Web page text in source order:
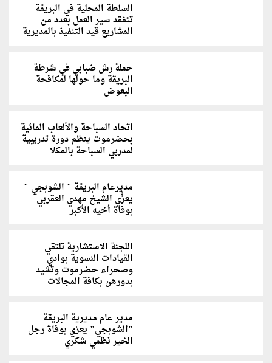
السلطة المحلية في البريقة
تتفقد سير العمل بعدد من
المشاريع قيد التنفيذ بالمديرية
حملة رش ضبابي في شرطة
البريقة وما حولها لمكافحة
البعوض
اتحاد السباحة والألعاب المائية
بحضرموت ينظم دورة تدريبية
لمدربي السباحة بالمكلا
مديرعام البريقة " الشوبجي "
يعزَّي الشيخ مهدي العقربي
بوفاة أخيه الأكبر
اللجنة الاستشارية تلتقي
القيادات النسوية بوادي
وصحراء حضرموت وتشيد
بدورهن بكافة المجالات
مدير عام مديرية البريقة
"الشوبجي" يعزي بوفاة رجل
الخير نظمي شكري